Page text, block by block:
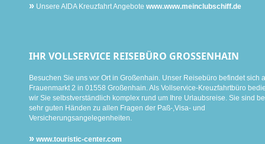
» Unsere AIDA Kreuzfahrt Angebote www.www.meinclubschiff.de
IHR VOLLSERVICE REISEBÜRO GROSSENHAIN
Besuchen Sie uns vor Ort in Großenhain. Unser Reisebüro befindet sich
Frauenmarkt 2 in 01558 Großenhain. Als Vollservice-Kreuzfahrtbüro
wir Sie selbstverständlich komplex rund um Ihre Urlaubsreise. Sie sind
sehr guten Händen zu allen Fragen der Paß-,Visa- und
Versicherungsangelegenheiten.
» www.touristic-center.com